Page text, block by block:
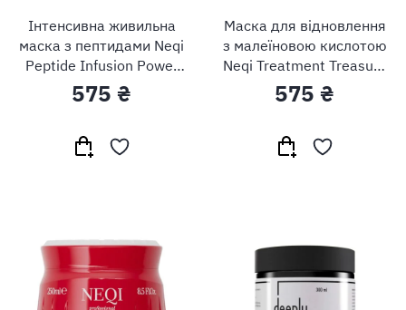
Інтенсивна живильна
маска з пептидами Neqi
Peptide Infusion Power
Treatment
575 ₴
Маска для відновлення
з малеїновою кислотою
Neqi Treatment Treasure
Build Boost
575 ₴